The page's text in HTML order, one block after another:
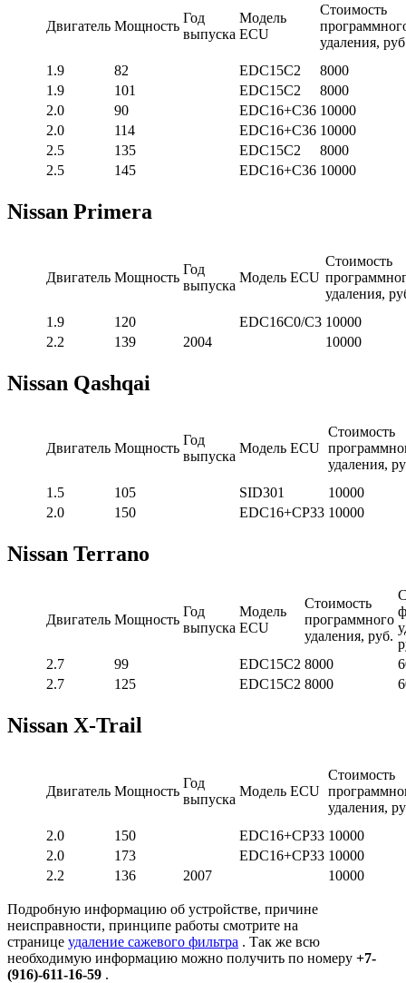
Двигатель Мощность
Год
выпуска
Модель
ECU
Стоимость
удаления,
1.9
82 EDC15C2
8000
1.9
101 EDC15C2
8000
2.0
90 EDC16+C36 10000
2.0
114 EDC16+C36 10000
2.5
135 EDC15C2
8000
2.5
145 EDC16+C36 10000
Nissan Primera
Двигатель Мощность
Год
выпуска
Модель ECU
Стоимость
удаления,
1.9
120 EDC16C0/C3 10000
2.2
139 2004 10000
Nissan Qashqai
Двигатель Мощность
Год
выпуска
Модель ECU
Стоимость
удаления,
1.5
105 SID301
10000
2.0
150 EDC16+CP33 10000
Nissan Terrano
Двигатель Мощность
Год
выпуска
Модель
ECU
Стоимость
программного
удаления, руб.
2.7
99 EDC15C2 8000
2.7
125 EDC15C2 8000
Nissan X-Trail
Двигатель Мощность
Год
выпуска
Модель ECU
Стоимость
удаления,
2.0
150 EDC16+CP33 10000
2.0
173 EDC16+CP33 10000
2.2
136 2007 10000
Подробную информацию об устройстве, причине
неисправности, принципе работы смотрите на
странице удаление сажевого фильтра . Так же всю
необходимую информацию можно получить по номеру +7-
(916)-611-16-59 .